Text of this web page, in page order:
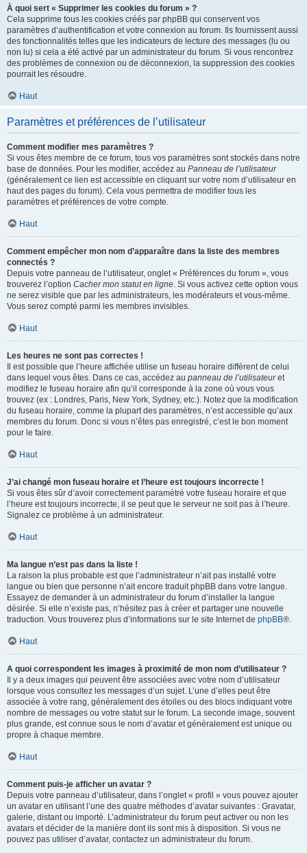
À quoi sert « Supprimer les cookies du forum » ?
Cela supprime tous les cookies créés par phpBB qui conservent vos
paramètres d’authentification et votre connexion au forum. Ils fournissent aussi
des fonctionnalités telles que les indicateurs de lecture des messages (lu ou
non lu) si cela a été activé par un administrateur du forum. Si vous rencontrez
des problèmes de connexion ou de déconnexion, la suppression des cookies
pourrait les résoudre.
Haut
Paramètres et préférences de l’utilisateur
Comment modifier mes paramètres ?
Si vous êtes membre de ce forum, tous vos paramètres sont stockés dans notre
base de données. Pour les modifier, accédez au Panneau de l’utilisateur
(généralement ce lien est accessible en cliquant sur votre nom d’utilisateur en
haut des pages du forum). Cela vous permettra de modifier tous les
paramètres et préférences de votre compte.
Haut
Comment empêcher mon nom d’apparaître dans la liste des membres
connectés ?
Depuis votre panneau de l’utilisateur, onglet « Préférences du forum », vous
trouverez l’option Cacher mon statut en ligne. Si vous activez cette option vous
ne serez visible que par les administrateurs, les modérateurs et vous-même.
Vous serez compté parmi les membres invisibles.
Haut
Les heures ne sont pas correctes !
Il est possible que l’heure affichée utilise un fuseau horaire différent de celui
dans lequel vous êtes. Dans ce cas, accédez au panneau de l’utilisateuret
modifiez le fuseau horaire afin qu’il corresponde à la zone où vous vous
trouvez (ex : Londres, Paris, New York, Sydney, etc.). Notez que la modification
du fuseau horaire, comme la plupart des paramètres, n’est accessible qu’aux
membres du forum. Donc si vous n’êtes pas enregistré, c’est le bon moment
pour le faire.
Haut
J’ai changé mon fuseau horaire et l’heure est toujours incorrecte !
Si vous êtes sûr d’avoir correctement paramétré votre fuseau horaire et que
l’heure est toujours incorrecte, il se peut que le serveur ne soit pas à l’heure.
Signalez ce problème à un administrateur.
Haut
Ma langue n’est pas dans la liste !
La raison la plus probable est que l’administrateur n’ait pas installé votre
langue ou bien que personne n’ait encore traduit phpBB dans votre langue.
Essayez de demander à un administrateur du forum d’installer la langue
désirée. Si elle n’existe pas, n’hésitez pas à créer et partager une nouvelle
traduction. Vous trouverez plus d’informations sur le site Internet de phpBB®.
Haut
A quoi correspondent les images à proximité de mon nom d’utilisateur ?
Il y a deux images qui peuvent être associées avec votre nom d’utilisateur
lorsque vous consultez les messages d’un sujet. L’une d’elles peut être
associée à votre rang, généralement des étoiles ou des blocs indiquant votre
nombre de messages ou votre statut sur le forum. La seconde image, souvent
plus grande, est connue sous le nom d’avatar et généralement est unique ou
propre à chaque membre.
Haut
Comment puis-je afficher un avatar ?
Depuis votre panneau d’utilisateur, dans l’onglet « profil » vous pouvez ajouter
un avatar en utilisant l’une des quatre méthodes d’avatar suivantes : Gravatar,
galerie, distant ou importé. L’administrateur du forum peut activer ou non les
avatars et décider de la manière dont ils sont mis à disposition. Si vous ne
pouvez pas utiliser d’avatar, contactez un administrateur du forum.